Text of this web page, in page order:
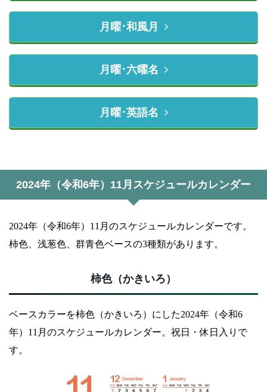
月曜･和風月
月曜･六曜名
月曜･英語名
2024年（令和6年）11月スケジュールカレンダー
2024年（令和6年）11月のスケジュールカレンダーです。
柿色、浅葱色、群青色ベースの3種類があります。
柿色（かきいろ）
ベースカラーを柿色（かきいろ）にした2024年（令和6
年）11月のスケジュールカレンダー。祝日・休日入りで
す。